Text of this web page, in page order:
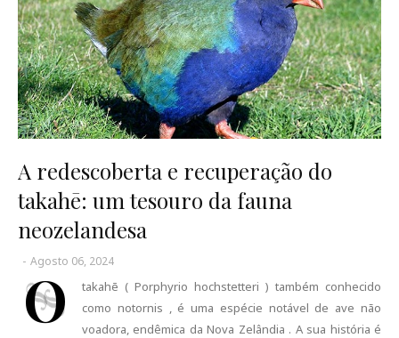
A redescoberta e recuperação do
takahē: um tesouro da fauna
neozelandesa
- Agosto 06, 2024
O
takahē ( Porphyrio hochstetteri ) também conhecido
como notornis , é uma espécie notável de ave não
voadora, endêmica da Nova Zelândia . A sua história é